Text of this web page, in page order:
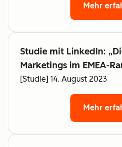
Mehr
Studie mit LinkedIn:
Marketings im EMEA-
[Studie] 14. August 2023
Mehr